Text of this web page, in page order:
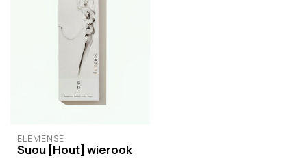
ELEMENSE
Suou [Hout] wierook